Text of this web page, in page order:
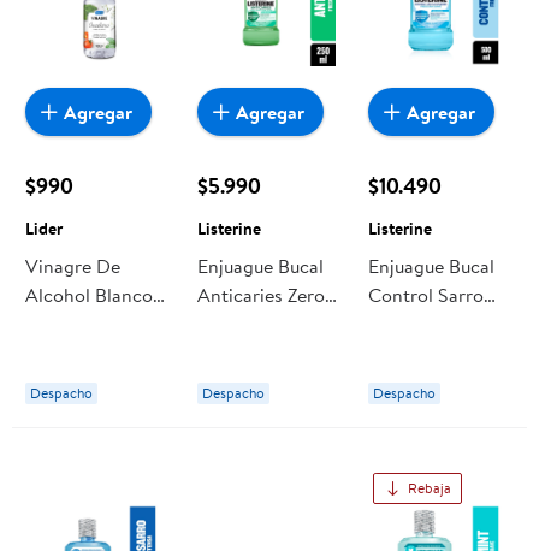
$990
Lider
Vinagre De
Alcohol Blanco
Despacho
Agregar
$5.990
Listerine
Enjuague Bucal
Anticaries Zero
Despacho
Agregar
$10.490
Listerine
Enjuague Bucal
Control Sarro
Despacho
Agregar
Rebaja